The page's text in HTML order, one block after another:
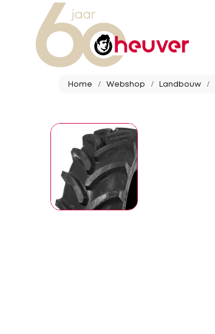
Home Webshop Landbouw